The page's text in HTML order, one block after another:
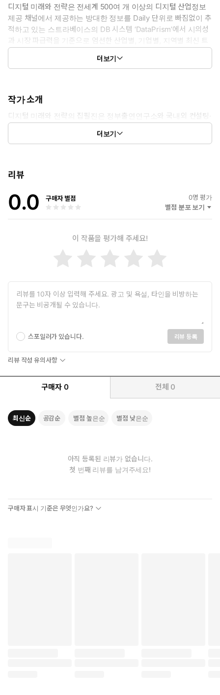
디지털 미래와 전략은 전세계 500여 개 이상의 디지털 산업정보
제공 채널에서 제공하는 방대한 정보를 Daily 단위로 빠짐없이 추
적하고 있는 스트라베이스의 DB 시스템 ‘DataPrism’에서 시의성
과 시장 파급력을 기준으로 엄선한 산업별, 기업별, 지역별 최신 트
렌드와 핫이슈를 제공하는 월간 디지털산업 동향분석 전문 매거진
더보기
작가 소개
디지털 미래와 전략의 집필진은 정부출연연구소와 국내외 컨설팅·
리서치 업체 출신들로 구성된 디지털 산업 전문 최정예 애널리스
더보기
리뷰
0.0 구매자 별점 0명 평가
별점 분포 보기
이 작품을 평가해 주세요!
스포일러가 있습니다. 리뷰 등록
리뷰 작성 유의사항
구매자 0 전체 0
최신순 공감순 별점 높은순 별점 낮은순
아직 등록된 리뷰가 없습니다.
첫 번째 리뷰를 남겨주세요!
구매자 표시 기준은 무엇인가요?